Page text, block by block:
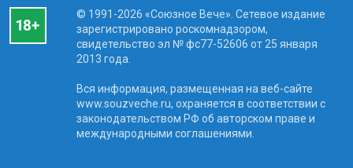
© 1991-2026 «Союзное Вече». Сетевое издание
зарегистрировано роскомнадзором,
свидетельство эл № фc77-52606 от 25 января
2013 года.
Вся информация, размещенная на веб-сайте
www.souzveche.ru, охраняется в соответствии с
законодательством РФ об авторском праве и
международными соглашениями.